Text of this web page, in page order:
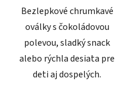
Bezlepkové chrumkavé
oválky s čokoládovou
polevou, sladký snack
alebo rýchla desiata pre
deti aj dospelých.